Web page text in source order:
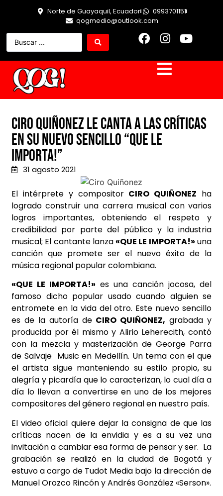
Norte de Guayaquil, Ecuador
0993701151
qogmedio@outlook.com
Ciro Quiñonez le canta a las críticas
en su nuevo sencillo “Que Le
Importa!”
31 agosto 2021
El intérprete y compositor CIRO QUIÑONEZ ha
logrado construir una carrera musical con varios
logros importantes, obteniendo el respeto y
credibilidad por parte del público y la industria
musical; El cantante lanza «QUE LE IMPORTA!» una
canción que promete ser el nuevo éxito de la
música regional popular colombiana.
«QUE LE IMPORTA!» es una canción jocosa, del
famoso dicho popular usado cuando alguien se
entromete en la vida del otro. Este nuevo sencillo
es de la autoría de CIRO QUIÑONEZ, grabada y
producida por él mismo y Alirio Leherecith, contó
con la mezcla y masterización de George Parra
de Salvaje Music en Medellín. Un tema con el que
el artista sigue manteniendo su estilo propio, su
alegría y picardía que lo caracterizan, lo cual día a
día lo llevan a convertirse en uno de los mejores
compositores del género regional en nuestro país.
El video oficial quiere dejar la consigna de que las
críticas nacen de la envidia y es a su vez una
invitación a cambiar esa forma de pensar y ser. La
grabación se realizó en la ciudad de Bogotá y
estuvo a cargo de Tudot Media bajo la dirección de
Manuel Orozco Rincón y Andrés González «Serson».